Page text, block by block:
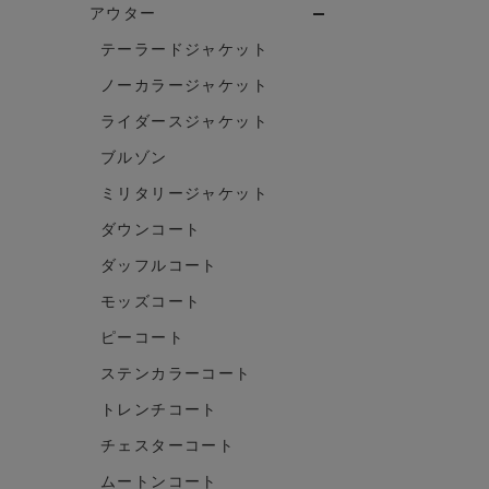
アウター
テーラードジャケット
ノーカラージャケット
ライダースジャケット
ブルゾン
ミリタリージャケット
ダウンコート
ダッフルコート
モッズコート
ピーコート
ステンカラーコート
トレンチコート
チェスターコート
ムートンコート